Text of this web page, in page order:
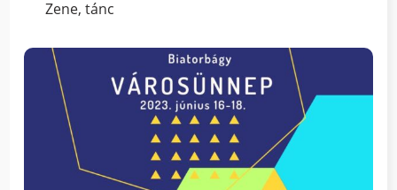
Zene, tánc